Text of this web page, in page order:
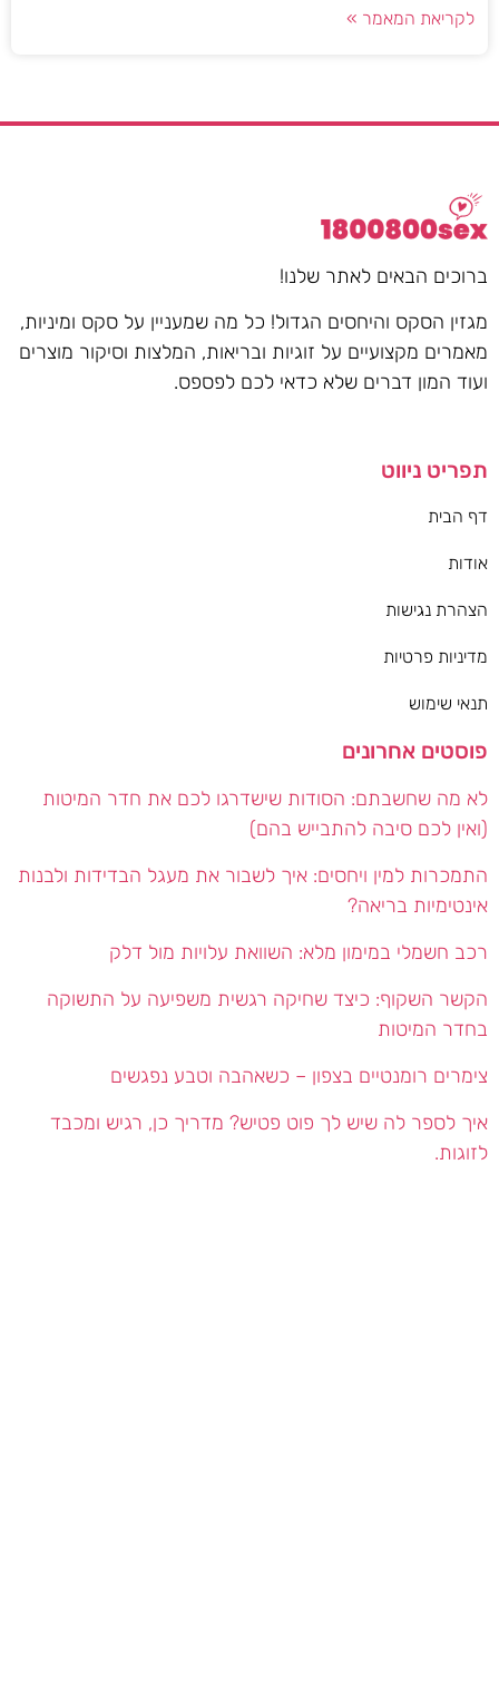
לקריאת המאמר »
ברוכים הבאים לאתר שלנו!
מגזין הסקס והיחסים הגדול! כל מה שמעניין על סקס ומיניות,
מאמרים מקצועיים על זוגיות ובריאות, המלצות וסיקור מוצרים
ועוד המון דברים שלא כדאי לכם לפספס.
תפריט ניווט
דף הבית
אודות
הצהרת נגישות
מדיניות פרטיות
תנאי שימוש
פוסטים אחרונים
לא מה שחשבתם: הסודות שישדרגו לכם את חדר המיטות
(ואין לכם סיבה להתבייש בהם)
התמכרות למין ויחסים: איך לשבור את מעגל הבדידות ולבנות
אינטימיות בריאה?
רכב חשמלי במימון מלא: השוואת עלויות מול דלק
הקשר השקוף: כיצד שחיקה רגשית משפיעה על התשוקה
בחדר המיטות
צימרים רומנטיים בצפון – כשאהבה וטבע נפגשים
איך לספר לה שיש לך פוט פטיש? מדריך כן, רגיש ומכבד
לזוגות.